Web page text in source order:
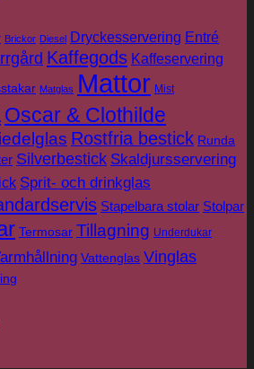
Brickor Diesel Dryckesservering Entré
Kaffegods Kaffeservering
Matglas Mattor Mist
Oscar & Clothilde
Rostfria bestick Runda
Silverbestick Skaldjursservering
Sprit- och drinkglas
Stapelbara stolar Stolpar
Termosar Tillagning Underdukar
Vattenglas Vinglas